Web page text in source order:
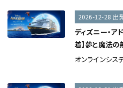
2026-12-28 出
ディズニー・ア
着】夢と魔法
オンラインシ